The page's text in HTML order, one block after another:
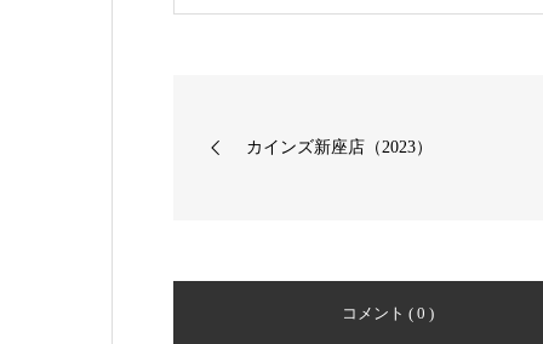
カインズ新座店（2023）
コメント ( 0 )